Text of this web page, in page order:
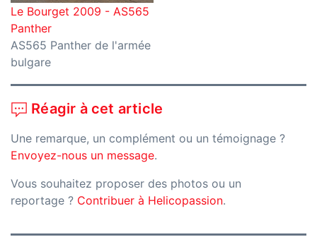
Le Bourget 2009 - AS565
Panther
AS565 Panther de l'armée
bulgare
Réagir à cet article
Une remarque, un complément ou un témoignage ?
Envoyez-nous un message.
Vous souhaitez proposer des photos ou un
reportage ? Contribuer à Helicopassion.